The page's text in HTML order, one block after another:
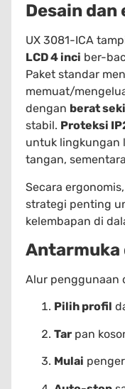
Desain dan
UX 3081-ICA
LCD 4 inci ber-
Paket standar
memuat/
dengan berat
stabil. Proteksi
untuk lingkungan
tangan, sementara
Secara ergonomis,
strategi penting
kelembapan di
Antarmuka
Alur penggunaan
Pilih profil
Tar pan
Mulai